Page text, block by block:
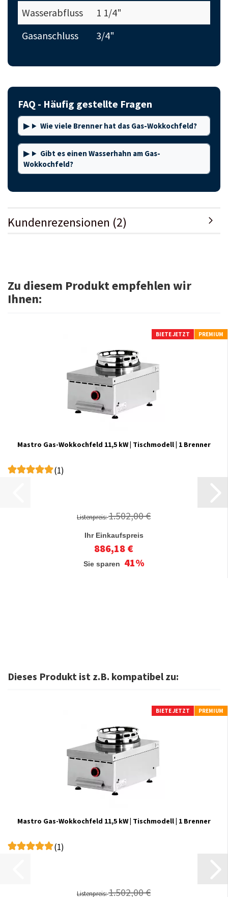
Wasserabfluss
1 1/4"
Gasanschluss
3/4"
FAQ - Häufig gestellte Fragen
Wie viele Brenner hat das Gas-Wokkochfeld?
Gibt es einen Wasserhahn am Gas-
Wokkochfeld?
Kundenrezensionen (2)
Zu diesem Produkt empfehlen wir
Ihnen:
BIETE JETZT PREMIUM
Mastro Gas-Wokkochfeld 11,5 kW | Tischmodell | 1 Brenner
(1)
Listenpreis:1.502,00 €
Ihr Einkaufspreis
886,18 €
Sie sparen 41%
Dieses Produkt ist z.B. kompatibel zu:
BIETE JETZT PREMIUM
Mastro Gas-Wokkochfeld 11,5 kW | Tischmodell | 1 Brenner
(1)
Listenpreis:1.502,00 €